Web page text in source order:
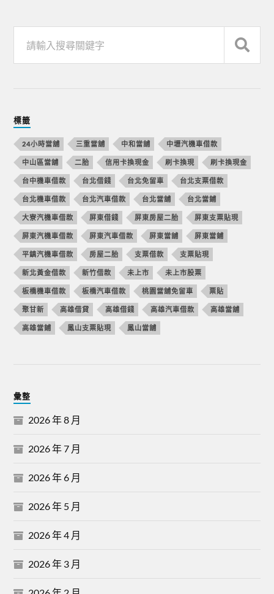
標籤
24小時當舖 三重當舖 中和當舖 中壢汽機車借款
中山區當舖 二胎 信用卡換現金 刷卡換現 刷卡換現金
台中機車借款 台北借錢 台北免留車 台北支票借款
台北機車借款 台北汽車借款 台北當舖 台北當鋪
大寮汽機車借款 屏東借錢 屏東房屋二胎 屏東支票貼現
屏東汽機車借款 屏東汽車借款 屏東當舖 屏東當鋪
平鎮汽機車借款 房屋二胎 支票借款 支票貼現
新北黃金借款 新竹借款 未上市 未上市股票
板橋機車借款 板橋汽車借款 桃園當舖免留車 票貼
聚甘新 高雄借貸 高雄借錢 高雄汽車借款 高雄當舖
高雄當鋪 鳳山支票貼現 鳳山當舖
彙整
2026 年 8 月
2026 年 7 月
2026 年 6 月
2026 年 5 月
2026 年 4 月
2026 年 3 月